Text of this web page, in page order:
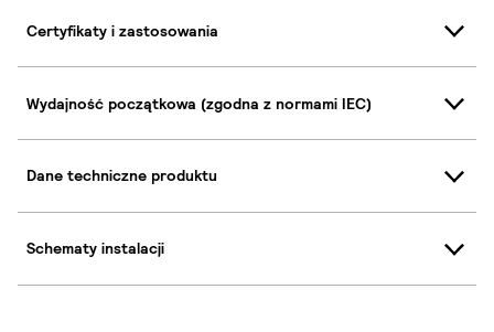
Certyfikaty i zastosowania
Wydajność początkowa (zgodna z normami IEC)
Dane techniczne produktu
Schematy instalacji